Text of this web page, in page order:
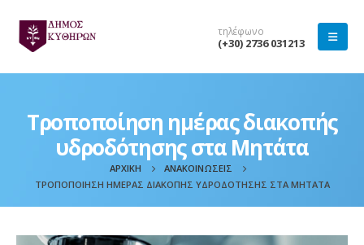
τηλέφωνο
(+30) 2736 031213
Τροποποίηση ημέρας διακοπής
υδροδότησης στα Μητάτα
ΑΡΧΙΚΉ
ΑΝΑΚΟΙΝΏΣΕΙΣ
ΤΡΟΠΟΠΟΊΗΣΗ ΗΜΈΡΑΣ ΔΙΑΚΟΠΉΣ ΥΔΡΟΔΌΤΗΣΗΣ ΣΤΑ ΜΗΤΆΤΑ